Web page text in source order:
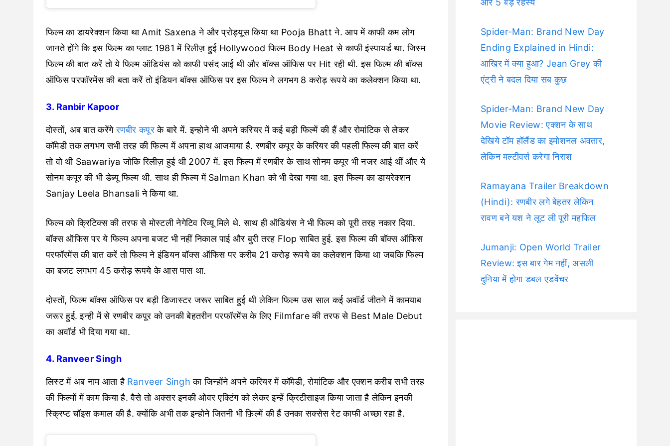
फिल्म का डायरेक्शन किया था Amit Saxena ने और प्रोड्यूस किया था Pooja Bhatt ने. आप में काफी कम लोग
जानते होंगे कि इस फिल्म का प्लाट 1981 में रिलीज़ हुई Hollywood फिल्म Body Heat से काफी इंस्पायर्ड था. जिस्म
फिल्म की बात करें तो ये फिल्म ऑडियंस को काफी पसंद आई थी और बॉक्स ऑफिस पर Hit रही थी. इस फिल्म की बॉक्स
ऑफिस परफॉरमेंस की बता करें तो इंडियन बॉक्स ऑफिस पर इस फिल्म ने लगभग 8 करोड़ रूपये का कलेक्शन किया था.
3. Ranbir Kapoor
दोस्तों, अब बात करेंगेरणबीर कपूरके बारे में. इन्होने भी अपने करियर में कई बड़ी फिल्में की हैं और रोमांटिक से लेकर
कॉमेडी तक लगभग सभी तरह की फिल्म में अपना हाथ आजमाया है. रणबीर कपूर के करियर की पहली फिल्म की बात करें
तो वो थी Saawariya जोकि रिलीज़ हुई थी 2007 में. इस फिल्म में रणबीर के साथ सोनम कपूर भी नजर आई थीं और ये
सोनम कपूर की भी डेब्यू फिल्म थी. साथ ही फिल्म में Salman Khan को भी देखा गया था. इस फिल्म का डायरेक्शन
Sanjay Leela Bhansali ने किया था.
फिल्म को क्रिटिक्स की तरफ से मोस्टली नेगेटिव रिव्यू मिले थे. साथ ही ऑडियंस ने भी फिल्म को पूरी तरह नकार दिया.
बॉक्स ऑफिस पर ये फिल्म अपना बजट भी नहीं निकाल पाई और बुरी तरह Flop साबित हुई. इस फिल्म की बॉक्स ऑफिस
परफॉरमेंस की बात करें तो फिल्म ने इंडियन बॉक्स ऑफिस पर करीब 21 करोड़ रूपये का कलेक्शन किया था जबकि फिल्म
का बजट लगभग 45 करोड़ रूपये के आस पास था.
दोस्तों, फिल्म बॉक्स ऑफिस पर बड़ी डिजास्टर जरूर साबित हुई थी लेकिन फिल्म उस साल कई अवॉर्ड जीतने में कामयाब
जरूर हुई. इन्ही में से रणबीर कपूर को उनकी बेहतरीन परफॉरमेंस के लिए Filmfare की तरफ से Best Male Debut
का अवॉर्ड भी दिया गया था.
4. Ranveer Singh
लिस्ट में अब नाम आता है Ranveer Singh का जिन्होंने अपने करियर में कॉमेडी, रोमांटिक और एक्शन करीब सभी तरह
की फिल्मों में काम किया है. वैसे तो अक्सर इनकी ओवर एक्टिंग को लेकर इन्हें क्रिटीसाइज किया जाता है लेकिन इनकी
स्क्रिप्ट चॉइस कमाल की है. क्योंकि अभी तक इन्होने जितनी भी फ़िल्में की हैं उनका सक्सेस रेट काफी अच्छा रहा है.
और 5 बड़े रहस्य
Spider-Man: Brand New Day
Ending Explained in Hindi:
आखिर में क्या हुआ? Jean Grey की
एंट्री ने बदल दिया सब कुछ
Spider-Man: Brand New Day
Movie Review: एक्शन के साथ
देखिये टॉम हॉलैंड का इमोशनल अवतार,
लेकिन मल्टीवर्स करेगा निराश
Ramayana Trailer Breakdown
(Hindi): रणबीर लगे बेहतर लेकिन
रावण बने यश ने लूट ली पूरी महफिल
Jumanji: Open World Trailer
Review: इस बार गेम नहीं, असली
दुनिया में होगा डबल एडवेंचर